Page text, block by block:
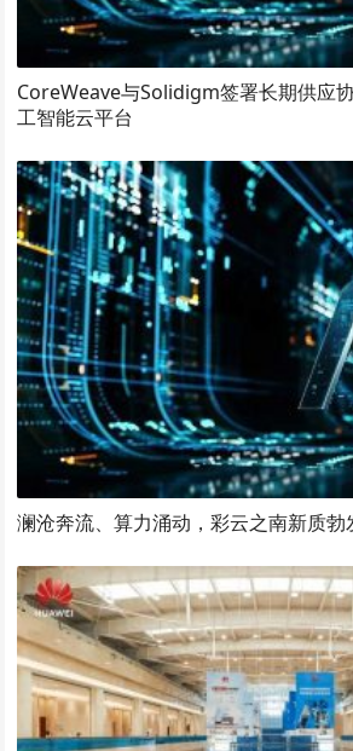
CoreWeave与Solidigm签署长期供应
工智能云平台
澜沧奔流、算力涌动，彩云之南新质勃